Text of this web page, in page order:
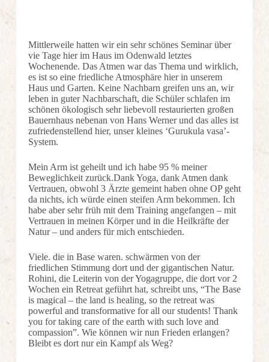
Mittlerweile hatten wir ein sehr schönes Seminar über
vie Tage hier im Haus im Odenwald letztes
Wochenende. Das Atmen war das Thema und wirklich,
es ist so eine friedliche Atmosphäre hier in unserem
Haus und Garten. Keine Nachbarn greifen uns an, wir
leben in guter Nachbarschaft, die Schüler schlafen im
schönen ökologisch sehr liebevoll restaurierten großen
Bauernhaus nebenan von Hans Werner und das alles ist
zufriedenstellend hier, unser kleines ‘Gurukula vasa’-
System.
Mein Arm ist geheilt und ich habe 95 % meiner
Beweglichkeit zurück.Dank Yoga, dank Atmen dank
Vertrauen, obwohl 3 Ärzte gemeint haben ohne OP geht
da nichts, ich würde einen steifen Arm bekommen. Ich
habe aber sehr früh mit dem Training angefangen – mit
Vertrauen in meinen Körper und in die Heilkräfte der
Natur – und anders für mich entschieden.
Viele. die in Base waren. schwärmen von der
friedlichen Stimmung dort und der gigantischen Natur.
Rohini, die Leiterin von der Yogagruppe, die dort vor 2
Wochen ein Retreat geführt hat, schreibt uns, “The Base
is magical – the land is healing, so the retreat was
powerful and transformative for all our students! Thank
you for taking care of the earth with such love and
compassion”. Wie können wir nun Frieden erlangen?
Bleibt es dort nur ein Kampf als Weg?